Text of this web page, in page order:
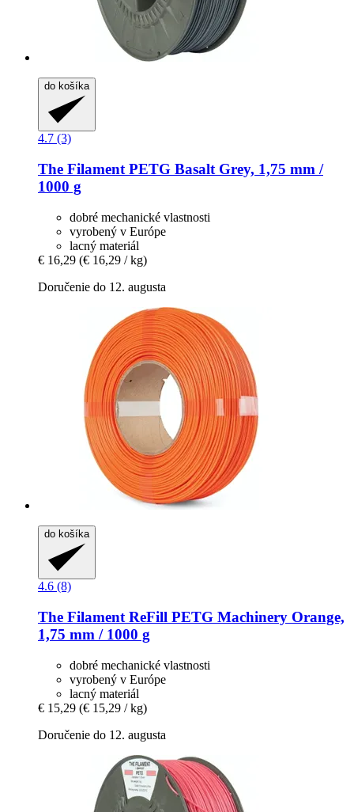
do košíka
4.7 (3)
The Filament PETG Basalt Grey, 1,75 mm /
1000 g
dobré mechanické vlastnosti
vyrobený v Európe
lacný materiál
€ 16,29 (€ 16,29 / kg)
Doručenie do 12. augusta
do košíka
4.6 (8)
The Filament ReFill PETG Machinery Orange,
1,75 mm / 1000 g
dobré mechanické vlastnosti
vyrobený v Európe
lacný materiál
€ 15,29 (€ 15,29 / kg)
Doručenie do 12. augusta